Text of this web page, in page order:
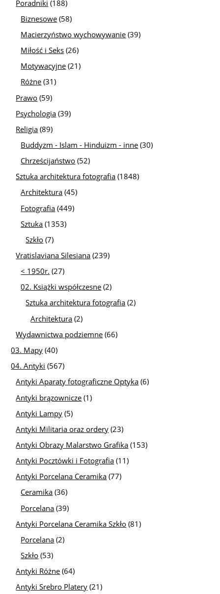
Poradniki (188)
Biznesowe (58)
Macierzyństwo wychowywanie (39)
Miłość i Seks (26)
Motywacyjne (21)
Różne (31)
Prawo (59)
Psychologia (39)
Religia (89)
Buddyzm - Islam - Hinduizm - inne (30)
Chrześcijaństwo (52)
Sztuka architektura fotografia (1848)
Architektura (45)
Fotografia (449)
Sztuka (1353)
Szkło (7)
Vratislaviana Silesiana (239)
< 1950r. (27)
02. Książki współczesne (2)
Sztuka architektura fotografia (2)
Architektura (2)
Wydawnictwa podziemne (66)
03. Mapy (40)
04. Antyki (567)
Antyki Aparaty fotograficzne Optyka (6)
Antyki brązownicze (1)
Antyki Lampy (5)
Antyki Militaria oraz ordery (23)
Antyki Obrazy Malarstwo Grafika (153)
Antyki Pocztówki i Fotografia (11)
Antyki Porcelana Ceramika (77)
Ceramika (36)
Porcelana (39)
Antyki Porcelana Ceramika Szkło (81)
Porcelana (2)
Szkło (53)
Antyki Różne (64)
Antyki Srebro Platery (21)